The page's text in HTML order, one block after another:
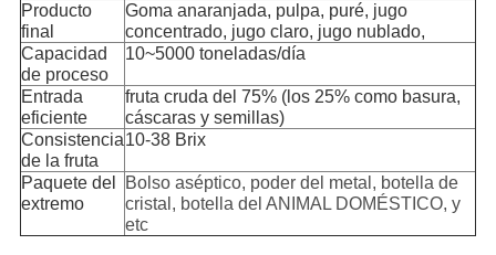
Producto
final
Goma anaranjada, pulpa, puré, jugo
concentrado, jugo claro, jugo nublado,
Capacidad
de proceso
10~5000 toneladas/día
Entrada
eficiente
fruta cruda del 75% (los 25% como basura,
cáscaras y semillas)
Consistencia
de la fruta
10-38 Brix
Paquete del
extremo
Bolso aséptico, poder del metal, botella de
cristal, botella del ANIMAL DOMÉSTICO, y
etc